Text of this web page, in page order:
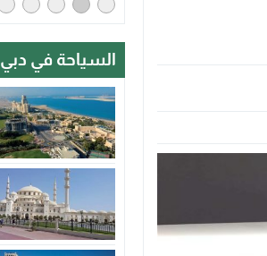
السياحة في دبي